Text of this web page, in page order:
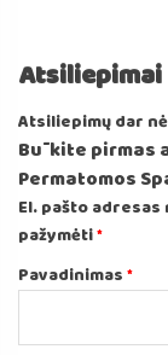
Atsiliepimai
Atsiliepimų dar
Būkite pirmas
Permatomos
El. pašto
pažymėti*
Pavadinimas*